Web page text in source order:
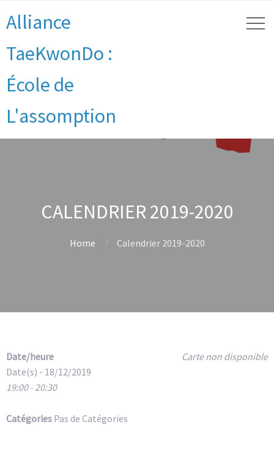
Alliance
TaeKwonDo :
École de
L'assomption
CALENDRIER 2019-2020
Home Calendrier 2019-2020
Carte non disponible
Date/heure
Date(s) - 18/12/2019
19:00 - 20:30
Catégories Pas de Catégories